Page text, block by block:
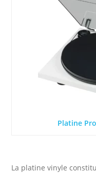
Platine
La platine vinyle